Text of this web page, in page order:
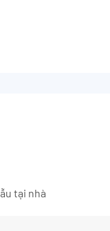
tại nhà